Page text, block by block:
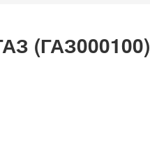
(ГАЗ000100)